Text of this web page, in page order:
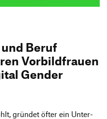
Beruf
Vorbild­frauen
Gender
gründet öfter ein Unter­